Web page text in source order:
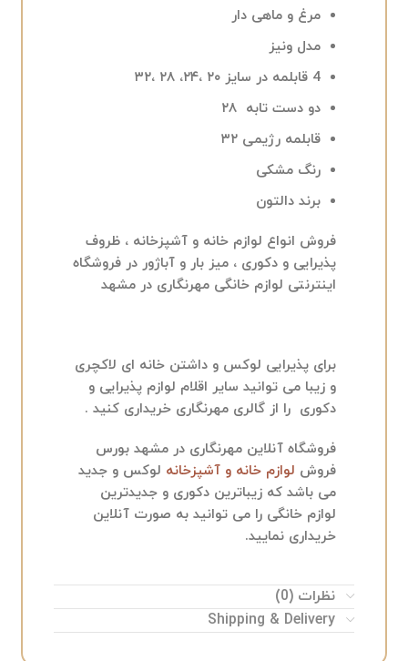
مرغ و ماهی دار
مدل ونیز
4 قابلمه در سایز ۲۰ ،۲۴، ۲۸ ،۳۲
دو دست تابه ۲۸
قابلمه رژیمی ۳۲
رنگ مشکی
برند دالتون
فروش انواع لوازم خانه و آشپزخانه ، ظروف
پذیرایی و دکوری ، میز بار و آباژور در فروشگاه
اینترنتی لوازم خانگی مهرنگاری در مشهد
برای پذیرایی لوکس و داشتن خانه ای لاکچری
و زیبا می توانید سایر اقلام لوازم پذیرایی و
دکوری را از گالری مهرنگاری خریداری کنید .
فروشگاه آنلاین مهرنگاری در مشهد بورس
فروش لوازم خانه و آشپزخانه لوکس و جدید
می باشد که زیباترین دکوری و جدیدترین
لوازم خانگی را می توانید به صورت آنلاین
خریداری نمایید.
نظرات (0)
Shipping & Delivery